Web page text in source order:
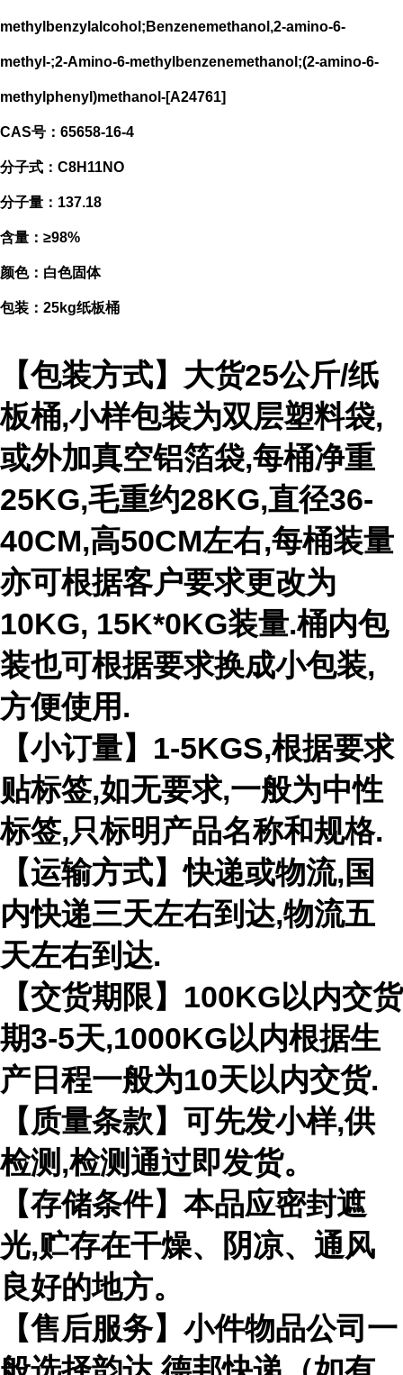
methylbenzylalcohol;Benzenemethanol,2-amino-6-
methyl-;2-Amino-6-methylbenzenemethanol;(2-amino-6-
methylphenyl)methanol-[A24761]
CAS号：65658-16-4
分子式：C8H11NO
分子量：137.18
含量：≥98%
颜色：白色固体
包装：25kg纸板桶
【包装方式】大货25公斤/纸
板桶,小样包装为双层塑料袋,
或外加真空铝箔袋,每桶净重
25KG,毛重约28KG,直径36-
40CM,高50CM左右,每桶装量
亦可根据客户要求更改为
10KG, 15K*0KG装量.桶内包
装也可根据要求换成小包装,
方便使用.
【小订量】1-5KGS,根据要求
贴标签,如无要求,一般为中性
标签,只标明产品名称和规格.
【运输方式】快递或物流,国
内快递三天左右到达,物流五
天左右到达.
【交货期限】100KG以内交货
期3-5天,1000KG以内根据生
产日程一般为10天以内交货.
【质量条款】可先发小样,供
检测,检测通过即发货。
【存储条件】本品应密封遮
光,贮存在干燥、阴凉、通风
良好的地方。
【售后服务】小件物品公司一